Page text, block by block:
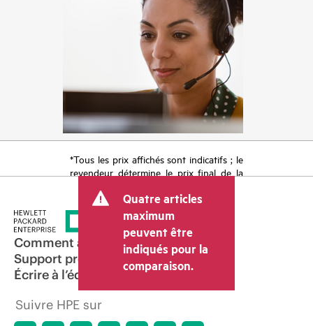
*Tous les prix affichés sont indicatifs ; le
revendeur détermine le prix final de la
tels que la TVA ou les taxes sur la vente
et les frais d’expédition. Le prix de la
transaction déterminé par le revendeur
peut varier par rapport à d’autres
revendeurs et au prix indicatif affiché.
Les prix indicatifs peuvent inclure des
offres promotionnelles limitées dans le
temps. HPE se réserve le droit d’ajuster
les prix à tout moment pour diverses
raisons, notamment, mais sans s’y limiter,
Quatre articles
maximum
peuvent être
indiqués pour la
comparaison.
Comment acheter
Support produit
Écrire à l’équipe commerciale
Suivre HPE sur